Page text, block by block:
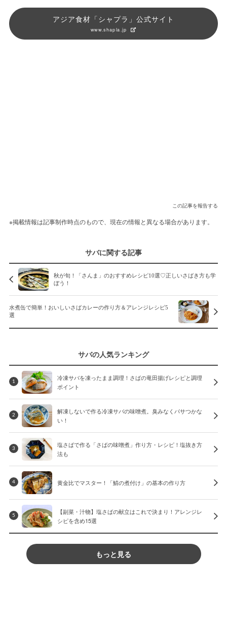
アジア食材「シャプラ」公式サイト
www.shapla.jp
この記事を報告する
※掲載情報は記事制作時点のもので、現在の情報と異なる場合があります。
サバに関する記事
秋が旬！「さんま」のおすすめレシピ10選♡正しいさばき方も学
ぼう！
水煮缶で簡単！おいしいさばカレーの作り方＆アレンジレシピ5
選
サバの人気ランキング
1
冷凍サバを凍ったまま調理！さばの竜田揚げレシピと調理
ポイント
2
解凍しないで作る冷凍サバの味噌煮。臭みなくパサつかな
い！
3
塩さばで作る「さばの味噌煮」作り方・レシピ！塩抜き方
法も
4 黄金比でマスター！「鯖の煮付け」の基本の作り方
5
【副菜・汁物】塩さばの献立はこれで決まり！アレンジレ
シピを含め15選
もっと見る